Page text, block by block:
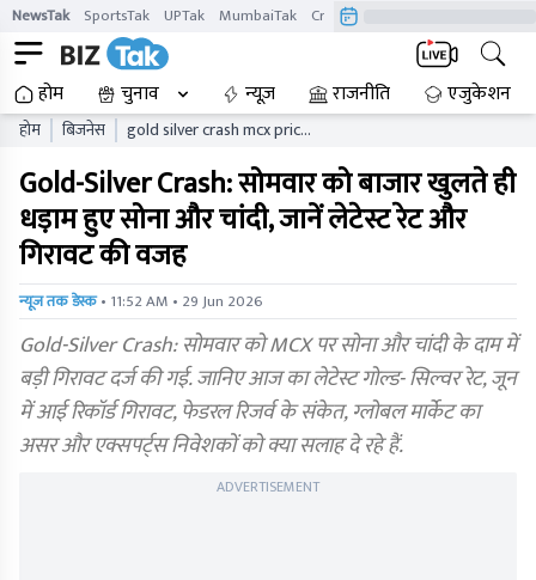
NewsTak SportsTak UPTak MumbaiTak CrimeTak
होम चुनाव न्यूज़ राजनीति एजुकेशन
होम बिजनेस
gold silver crash mcx price
reason
Gold-Silver Crash: सोमवार को बाजार खुलते ही
धड़ाम हुए सोना और चांदी, जानें लेटेस्ट रेट और
गिरावट की वजह
न्यूज तक डेस्क • 11:52 AM • 29 Jun 2026
Gold-Silver Crash: सोमवार को MCX पर सोना और चांदी के दाम में
बड़ी गिरावट दर्ज की गई. जानिए आज का लेटेस्ट गोल्ड- सिल्वर रेट, जून
में आई रिकॉर्ड गिरावट, फेडरल रिजर्व के संकेत, ग्लोबल मार्केट का
असर और एक्सपर्ट्स निवेशकों को क्या सलाह दे रहे हैं.
ADVERTISEMENT